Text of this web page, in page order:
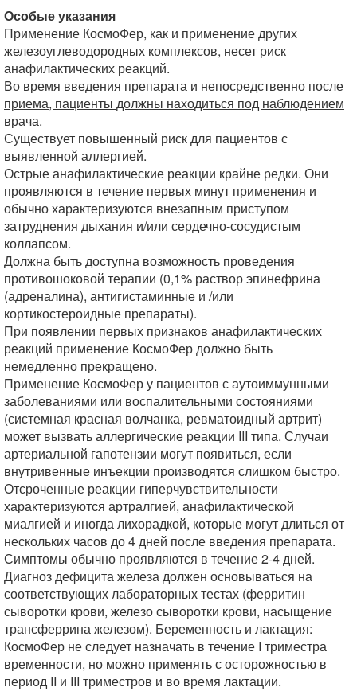
Особые указания
Применение КосмоФер, как и применение других
железоуглеводородных комплексов, несет риск
анафилактических реакций.
Во время введения препарата и непосредственно после
приема, пациенты должны находиться под наблюдением
врача.
Существует повышенный риск для пациентов с
выявленной аллергией.
Острые анафилактические реакции крайне редки. Они
проявляются в течение первых минут применения и
обычно характеризуются внезапным приступом
затруднения дыхания и/или сердечно-сосудистым
коллапсом.
Должна быть доступна возможность проведения
противошоковой терапии (0,1% раствор эпинефрина
(адреналина), антигистаминные и /или
кортикостероидные препараты).
При появлении первых признаков анафилактических
реакций применение КосмоФер должно быть
немедленно прекращено.
Применение КосмоФер у пациентов с аутоиммунными
заболеваниями или воспалительными состояниями
(системная красная волчанка, ревматоидный артрит)
может вызвать аллергические реакции III типа. Случаи
артериальной гапотензии могут появиться, если
внутривенные инъекции производятся слишком быстро.
Отсроченные реакции гиперчувствительности
характеризуются артралгией, анафилактической
миалгией и иногда лихорадкой, которые могут длиться от
нескольких часов до 4 дней после введения препарата.
Симптомы обычно проявляются в течение 2-4 дней.
Диагноз дефицита железа должен основываться на
соответствующих лабораторных тестах (ферритин
сыворотки крови, железо сыворотки крови, насыщение
трансферрина железом). Беременность и лактация:
КосмоФер не следует назначать в течение I триместра
временности, но можно применять с осторожностью в
период II и III триместров и во время лактации.